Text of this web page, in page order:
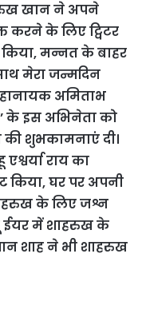
खान ने अपने
करने के लिए ट्विटर
किया, मन्नत के बाहर
मेरा जन्मदिन
अमिताभ
के इस अभिनेता को
की शुभकामनाएं दी।
राय का
किया, घर पर अपनी
के लिए जश्न
ईयर में शाहरुख के
शाह ने भी शाहरुख